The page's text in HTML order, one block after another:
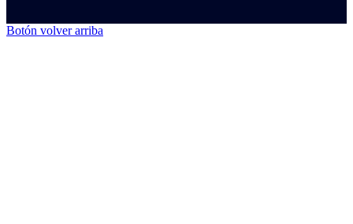
Botón volver arriba